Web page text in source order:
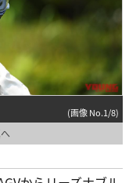
(画像 No.1/8)